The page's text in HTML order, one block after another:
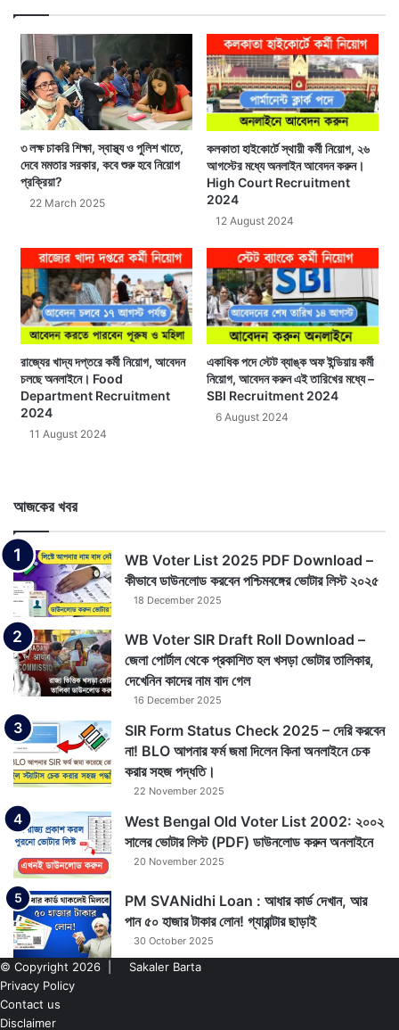
৩ লক্ষ চাকরি শিক্ষা, স্বাস্থ্য ও পুলিশ খাতে,
দেবে মমতার সরকার, কবে শুরু হবে নিয়োগ
প্রক্রিয়া?
22 March 2025
কলকাতা হাইকোর্টে স্থায়ী কর্মী নিয়োগ, ২৬
আগস্টের মধ্যে অনলাইন আবেদন করুন।
High Court Recruitment
2024
12 August 2024
রাজ্যের খাদ্য দপ্তরে কর্মী নিয়োগ, আবেদন
চলছে অনলাইনে। Food
Department Recruitment
2024
11 August 2024
একাধিক পদে স্টেট ব্যাঙ্ক অফ ইন্ডিয়ায় কর্মী
নিয়োগ, আবেদন করুন এই তারিখের মধ্যে –
SBI Recruitment 2024
6 August 2024
আজকের খবর
WB Voter List 2025 PDF Download –
কীভাবে ডাউনলোড করবেন পশ্চিমবঙ্গের ভোটার লিস্ট ২০২৫
18 December 2025
WB Voter SIR Draft Roll Download –
জেলা পোর্টাল থেকে প্রকাশিত হল খসড়া ভোটার তালিকার,
দেখেনিন কাদের নাম বাদ গেল
16 December 2025
SIR Form Status Check 2025 – দেরি করবেন
না! BLO আপনার ফর্ম জমা দিলেন কিনা অনলাইনে চেক
করার সহজ পদ্ধতি।
22 November 2025
West Bengal Old Voter List 2002: ২০০২
সালের ভোটার লিস্ট (PDF) ডাউনলোড করুন অনলাইনে
20 November 2025
PM SVANidhi Loan : আধার কার্ড দেখান, আর
পান ৫০ হাজার টাকার লোন! গ্যারান্টার ছাড়াই
30 October 2025
© Copyright 2026 |
Sakaler Barta
Privacy Policy
Contact us
Disclaimer